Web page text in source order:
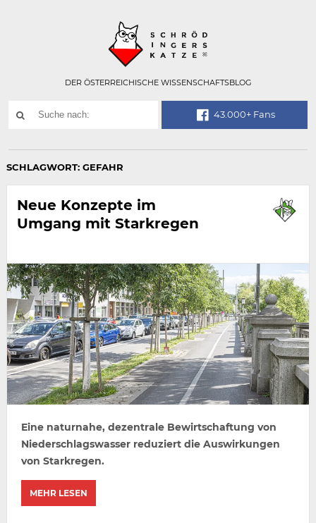
DER ÖSTERREICHISCHE WISSENSCHAFTSBLOG
SUCHE
43.000+ Fans
SCHLAGWORT: GEFAHR
Neue Konzepte im
Umgang mit Starkregen
Eine naturnahe, dezentrale Bewirtschaftung von
Niederschlagswasser reduziert die Auswirkungen
von Starkregen.
MEHR LESEN